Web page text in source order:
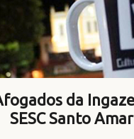
da
SESC Santo